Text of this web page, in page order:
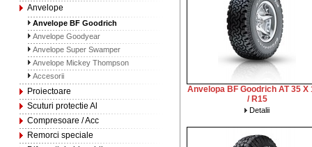
Anvelope
Anvelope BF Goodrich
Anvelope Goodyear
Anvelope Super Swamper
Anvelope Mickey Thompson
Accesorii
Proiectoare
Scuturi protectie Al
Compresoare / Acc
Remorci speciale
Anvelopa BF Goodrich AT 35 X
/ R15
Detalii